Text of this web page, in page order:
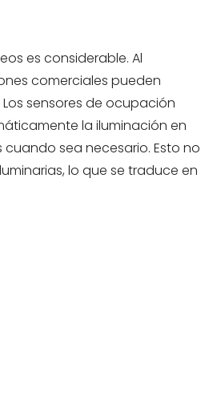
es considerable. Al
comerciales pueden
sensores de ocupación
la iluminación en
sea necesario. Esto no
lo que se traduce en